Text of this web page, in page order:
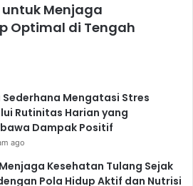
Menjaga
Optimal di Tengah
Sederhana Mengatasi Stres
Rutinitas Harian yang
Dampak Positif
ago
Kesehatan Tulang Sejak
Pola Hidup Aktif dan Nutrisi